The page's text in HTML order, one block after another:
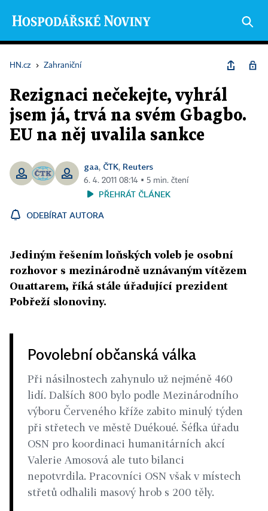
HN.cz › Zahraniční
Rezignaci nečekejte, vyhrál
jsem já, trvá na svém Gbagbo.
EU na něj uvalila sankce
gaa, ČTK, Reuters
6. 4. 2011 08:14 ▪ 5 min. čtení
PŘEHRÁT ČLÁNEK
ODEBÍRAT AUTORA
Jediným řešením loňských voleb je osobní
rozhovor s mezinárodně uznávaným vítězem
Ouattarem, říká stále úřadující prezident
Pobřeží slonoviny.
Povolební občanská válka
Při násilnostech zahynulo už nejméně 460
lidí. Dalších 800 bylo podle Mezinárodního
výboru Červeného kříže zabito minulý týden
při střetech ve městě Duékoué. Šéfka úřadu
OSN pro koordinaci humanitárních akcí
Valerie Amosová ale tuto bilanci
nepotvrdila. Pracovníci OSN však v místech
střetů odhalili masový hrob s 200 těly.